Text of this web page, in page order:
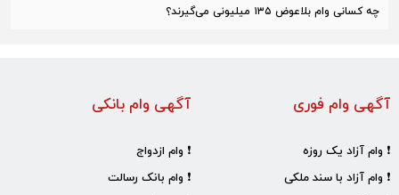
چه کسانی وام بلاعوض ۱۳۵ میلیونی می‌گیرند؟
آگهی وام بانکی
❗ وام ازدواج
❗ وام بانک رسالت
آگهی وام فوری
❗ وام آزاد یک روزه
❗ وام آزاد با سند ملکی